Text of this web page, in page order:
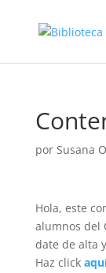
por Susana
Hola, este
alumnos del
date de alta
Haz click